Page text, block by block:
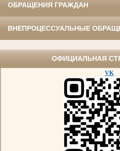
ОБРАЩЕНИЯ ГРАЖДАН
ВНЕПРОЦЕССУАЛЬНЫЕ
ОФИЦИАЛЬНАЯ
VK